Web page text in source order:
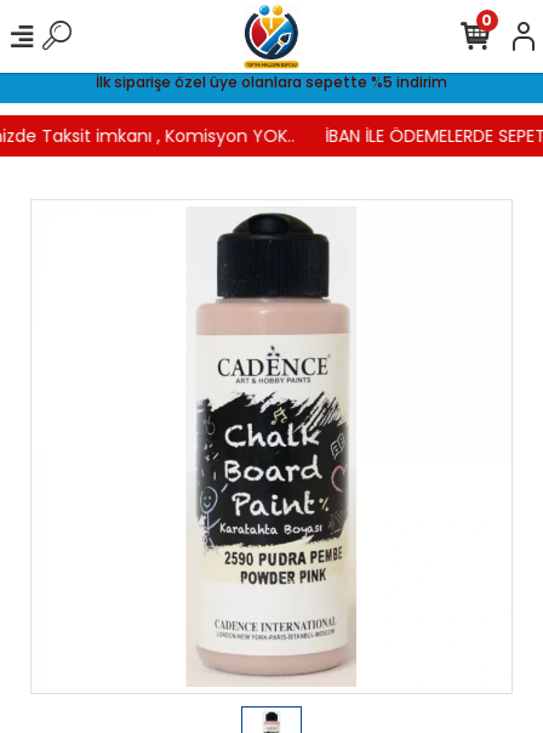
İlk siparişe özel üye olanlara sepette %5 indirim
Taksit imkanı , Komisyon YOK.. İBAN İLE ÖDEMELERDE
0